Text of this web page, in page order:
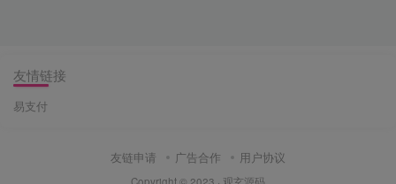
友情链接
易支付
友链申请 广告合作 用户协议